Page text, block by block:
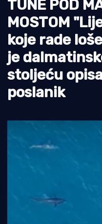
Ekologija
Tradicija i kultura
TUNE POD
MOSTOM
koje rade
je
stoljeću
poslanik